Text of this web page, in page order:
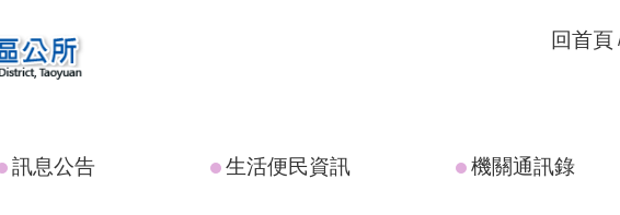
回首頁
訊息公告 生活便民資訊 機關通訊錄